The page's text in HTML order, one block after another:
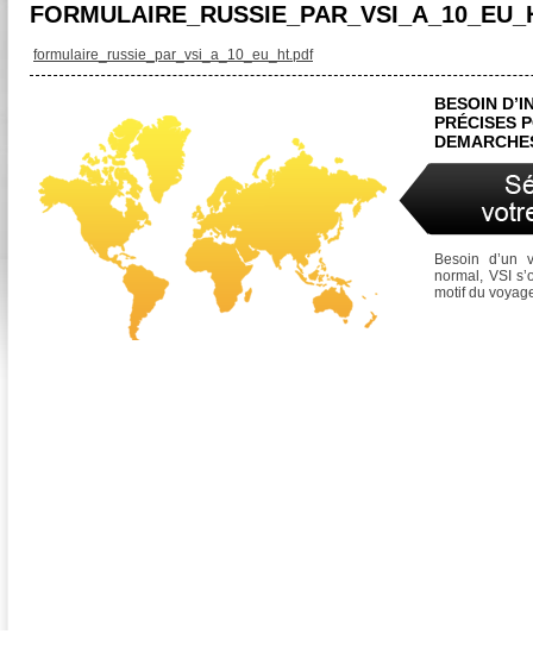
formulaire_russie_par_vsi_a_10_eu_ht.pdf
BESOIN
PRÉCISES
Besoin
normal, VSI
motif du